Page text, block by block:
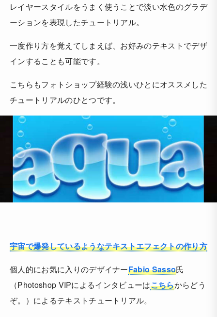
レイヤースタイルをうまく使うことで淡い水色のグラデ
ーションを表現したチュートリアル。
一度作り方を覚えてしまえば、お好みのテキストでデザ
インすることも可能です。
こちらもフォトショップ経験の浅いひとにオススメした
チュートリアルのひとつです。
宇宙で爆発しているようなテキストエフェクトの作り方
個人的にお気に入りのデザイナーFabio Sasso氏
（Photoshop VIPによるインタビューはこちらからどう
ぞ。）によるテキストチュートリアル。